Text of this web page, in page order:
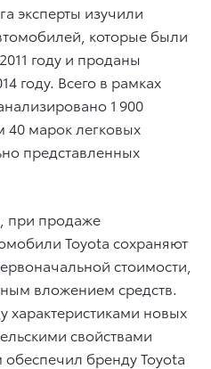
эксперты изучили
которые были
году и проданы
году. Всего в рамках
1 900
марок легковых
представленных
при продаже
Toyota сохраняют
стоимости,
вложением средств.
новых
свойствами
бренду Toyota